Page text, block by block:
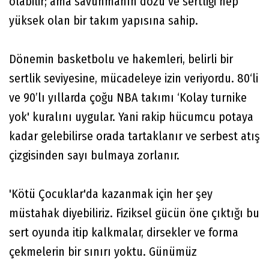
yüksek olan bir takım yapısına sahip.
Dönemin basketbolu ve hakemleri, belirli bir
sertlik seviyesine, mücadeleye izin veriyordu. 80‘li
ve 90’lı yıllarda çoğu NBA takımı ‘Kolay turnike
yok' kuralını uygular. Yani rakip hücumcu potaya
kadar gelebilirse orada tartaklanır ve serbest atış
çizgisinden sayı bulmaya zorlanır.
'Kötü Çocuklar'da kazanmak için her şey
müstahak diyebiliriz. Fiziksel gücün öne çıktığı bu
sert oyunda itip kalkmalar, dirsekler ve forma
çekmelerin bir sınırı yoktu. Günümüz